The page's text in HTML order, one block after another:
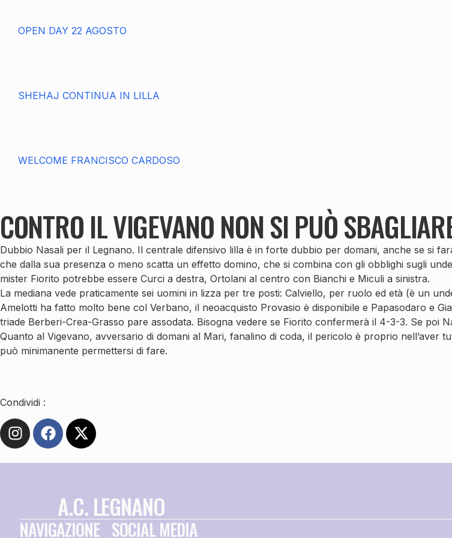
OPEN DAY 22 AGOSTO
SHEHAJ CONTINUA IN LILLA
WELCOME FRANCISCO CARDOSO
CONTRO IL VIGEVANO NON SI PUÒ
Dubbio Nasali per il Legnano. Il centrale difensivo lilla è in forte dubbio per domani, anche se si
che dalla sua presenza o meno scatta un effetto domino, che si combina con gli obblighi sugli
mister Fiorito potrebbe essere Curci a destra, Ortolani al centro con Bianchi e Miculi a sinistra.
La mediana vede praticamente sei uomini in lizza per tre posti: Calviello, per ruolo ed età (è un
Amelotti ha fatto molto bene col Verbano, il neoacquisto Provasio è disponibile e Papasodaro e
triade Berberi-Crea-Grasso pare assodata. Bisogna vedere se Fiorito confermerà il 4-3-3. Se poi
Quanto al Vigevano, avversario di domani al Mari, fanalino di coda, il pericolo è proprio nell’aver
può minimanente permettersi di fare.
Condividi :
A.C. LEGNANO
NAVIGAZIONE SOCIAL MEDIA